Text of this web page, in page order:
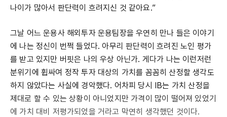
나이가 많아서 판단력이 흐려지신 것 같아요.”
그날 어느 운용사 해외투자 운용팀장을 우연히 만나 들은 이야기
에 나는 정신이 번쩍 들었다. 아무리 판단력이 흐려진 노인 평가
를 받고 있지만 버핏은 나의 우상 아닌가. 게다가 나는 이런저런
분위기에 휩싸여 정작 투자 대상의 가치를 꼼꼼히 산정할 생각도
하지 않았다는 사실에 경악했다. 어차피 당시 IB는 가치 산정을
제대로 할 수 있는 상황이 아니었지만 가격이 많이 떨어져 있었기
에 가치 대비 저평가되었을 거라고 막연히 생각했던 것이다.